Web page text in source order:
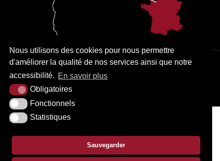
Nous utilisons des cookies pour nous permettre
d'améliorer la qualité de nos services ainsi que notre
accessibilité. En savoir plus
Obligatoires
Fonctionnels
Statistiques
Sauvegarder
PLAN DU SITE MENTIONS LÉGALES ACCESSIBILITÉ